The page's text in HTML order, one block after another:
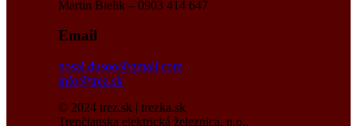
Martin Bielik – 0903 414 647
Email
nosal.dusoo@gmail.com
info@trez.sk
© 2024 trez.sk | trezka.sk
Trenčianska elektrická železnica, n.o..